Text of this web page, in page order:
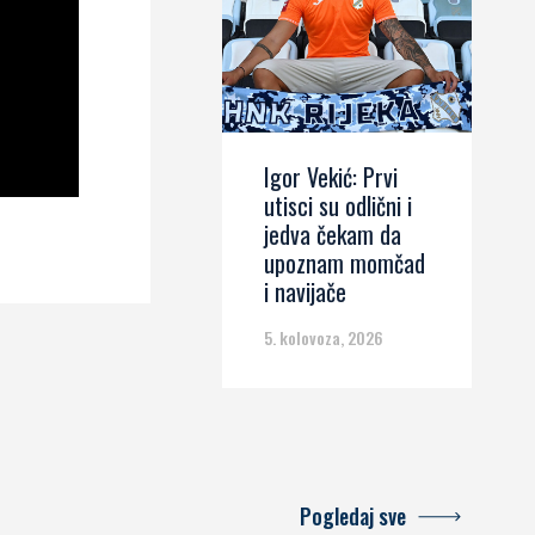
Igor Vekić: Prvi
utisci su odlični i
jedva čekam da
upoznam momčad
i navijače
5. kolovoza, 2026
Pogledaj sve